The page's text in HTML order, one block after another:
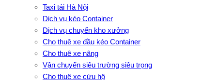
Taxi tải Hà Nội
Dịch vụ kéo Container
Dịch vụ chuyển kho xưởng
Cho thuê xe đầu kéo Container
Cho thuê xe nâng
Vận chuyển siêu trường siêu trọng
Cho thuê xe cứu hộ